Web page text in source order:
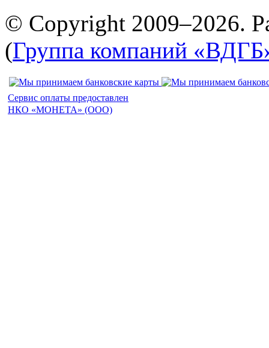
© Copyright 2009–2026.
(Группа компаний
Сервис оплаты предоставлен
НКО «МОНЕТА» (ООО)